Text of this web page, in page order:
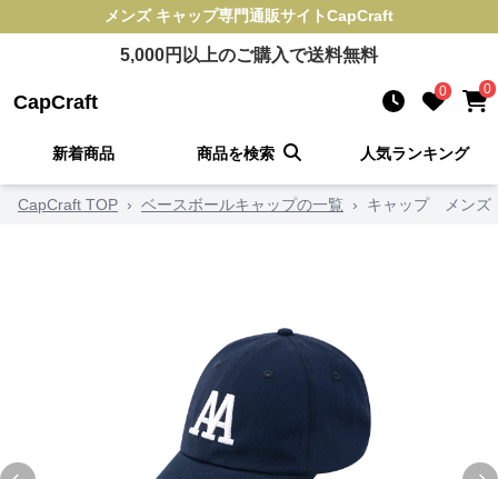
メンズ キャップ専門通販サイトCapCraft
5,000円以上のご購入で送料無料
CapCraft 0 0
新着商品 商品を検索 人気ランキング
CapCraft TOP › ベースボールキャップの一覧 › キャップ メン